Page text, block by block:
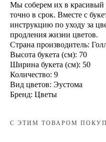
Мы соберем их в красивый
точно в срок. Вместе с
инструкцию по уходу за
продления жизни цветов.
Страна производитель:
Высота букета (см): 70
Ширина букета (см): 50
Количество: 9
Вид цветов: Эустома
Бренд: Цветы
С ЭТИМ ТОВАРОМ